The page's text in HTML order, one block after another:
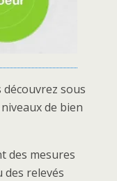
découvrez sous
de bien
des mesures
des relevés